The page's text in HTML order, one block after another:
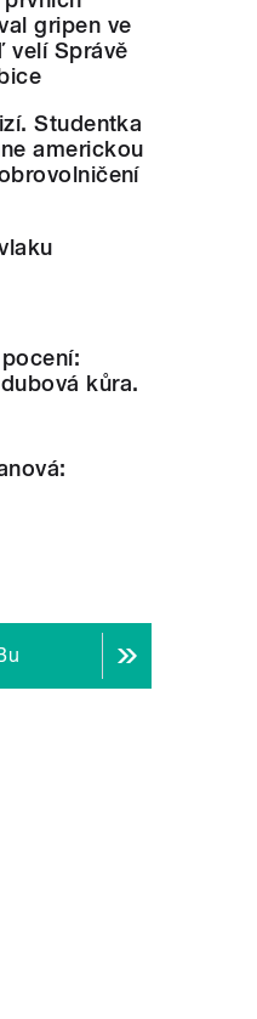
gripen ve
velí Správě
Studentka
americkou
kůra.